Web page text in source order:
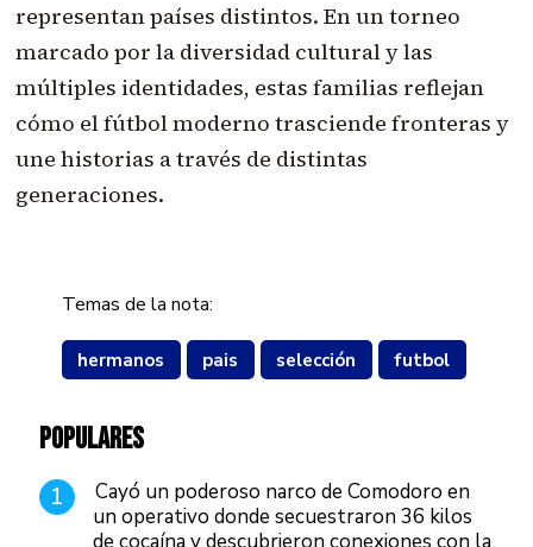
representan países distintos. En un torneo
marcado por la diversidad cultural y las
múltiples identidades, estas familias reflejan
cómo el fútbol moderno trasciende fronteras y
une historias a través de distintas
generaciones.
Temas de la nota:
hermanos pais selección futbol
POPULARES
1
Cayó un poderoso narco de Comodoro en
un operativo donde secuestraron 36 kilos